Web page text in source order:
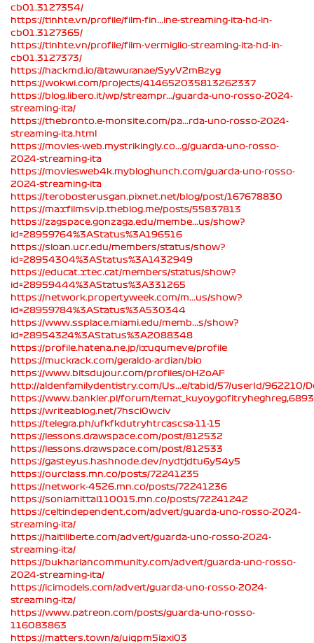
cb01.3127354/
https://tinhte.vn/profile/film-fin...ine-streaming-ita-hd-in-
cb01.3127365/
https://tinhte.vn/profile/film-vermiglio-streaming-ita-hd-in-
cb01.3127373/
https://hackmd.io/@tawuranae/SyyV2mBzyg
https://wokwi.com/projects/414652035813262337
https://blog.libero.it/wp/streampr.../guarda-uno-rosso-2024-
streaming-ita/
https://thebronto.e-monsite.com/pa...rda-uno-rosso-2024-
streaming-ita.html
https://movies-web.mystrikingly.co...g/guarda-uno-rosso-
2024-streaming-ita
https://moviesweb4k.mybloghunch.com/guarda-uno-rosso-
2024-streaming-ita
https://terobosterusgan.pixnet.net/blog/post/167678830
https://maxfilmsvip.theblog.me/posts/55837813
https://zagspace.gonzaga.edu/membe...us/show?
id=28959764%3AStatus%3A196516
https://sloan.ucr.edu/members/status/show?
id=28954304%3AStatus%3A1432949
https://educat.xtec.cat/members/status/show?
id=28959444%3AStatus%3A331265
https://network.propertyweek.com/m...us/show?
id=28959784%3AStatus%3A530344
https://www.ssplace.miami.edu/memb...s/show?
id=28954324%3AStatus%3A2088348
https://profile.hatena.ne.jp/ixuqumeve/profile
https://muckrack.com/geraldo-ardian/bio
https://www.bitsdujour.com/profiles/oH2oAF
http://aldenfamilydentistry.com/Us...e/tabid/57/userId/962210/
https://www.bankier.pl/forum/
https://writeablog.net/7hsci0wciv
https://telegra.ph/ufkfkdutryhtrcascsa-11-15
https://lessons.drawspace.com/post/812532
https://lessons.drawspace.com/post/812533
https://gasteyus.hashnode.dev/nydtjdtu6y54y5
https://ourclass.mn.co/posts/72241235
https://network-4526.mn.co/posts/72241236
https://soniamittal110015.mn.co/posts/72241242
https://celtindependent.com/advert/guarda-uno-rosso-2024-
streaming-ita/
https://haitiliberte.com/advert/guarda-uno-rosso-2024-
streaming-ita/
https://bukhariancommunity.com/advert/guarda-uno-rosso-
2024-streaming-ita/
https://icimodels.com/advert/guarda-uno-rosso-2024-
streaming-ita/
https://www.patreon.com/posts/guarda-uno-rosso-
116083863
https://matters.town/a/uiqpm5iaxi03